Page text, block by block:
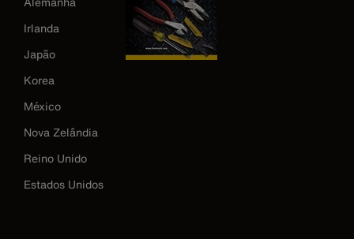
Irlanda
Japão
Korea
México
Nova Zelândia
Reino Unido
Estados Unidos